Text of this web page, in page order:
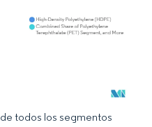
atribución según CC BY 4.0.
todos los segmentos